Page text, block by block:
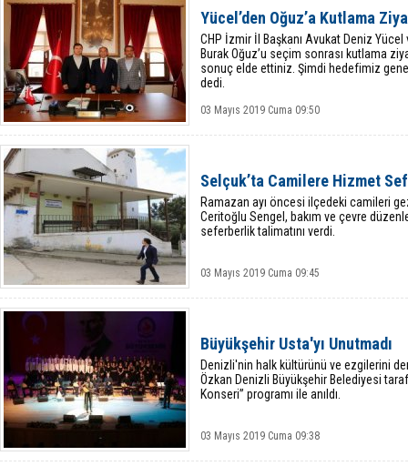
Yücel’den Oğuz’a Kutlama
CHP İzmir İl Başkanı Avukat Deniz
Burak Oğuz’u seçim sonrası kutlama
sonuç elde ettiniz. Şimdi hedefimiz
dedi.
03 Mayıs 2019 Cuma 09:50
Selçuk’ta Camilere Hizmet
Ramazan ayı öncesi ilçedeki camileri
Ceritoğlu Sengel, bakım ve çevre
seferberlik talimatını verdi.
03 Mayıs 2019 Cuma 09:45
Büyükşehir Usta'yı Unutmadı
Denizli'nin halk kültürünü ve ezgilerini
Özkan Denizli Büyükşehir Belediyesi
Konseri” programı ile anıldı.
03 Mayıs 2019 Cuma 09:38